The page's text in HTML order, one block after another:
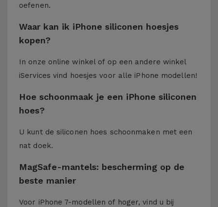
oefenen.
Waar kan ik iPhone siliconen hoesjes
kopen?
In onze online winkel of op een andere winkel
iServices vind hoesjes voor alle iPhone modellen!
Hoe schoonmaak je een iPhone siliconen
hoes?
U kunt de siliconen hoes schoonmaken met een
nat doek.
MagSafe-mantels: bescherming op de
beste manier
Voor iPhone 7-modellen of hoger, vind u bij